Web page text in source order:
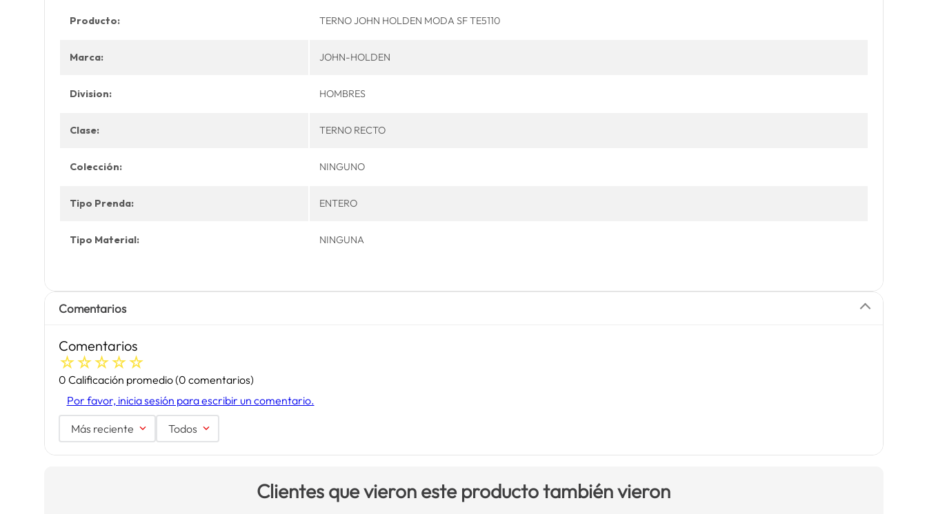
Producto: TERNO JOHN HOLDEN MODA SF TE5110
Marca: JOHN-HOLDEN
Division: HOMBRES
Clase: TERNO RECTO
Colección: NINGUNO
Tipo Prenda: ENTERO
Tipo Material: NINGUNA
Comentarios
Comentarios
☆☆☆☆☆
0 Calificación promedio(0 comentarios)
Por favor, inicia sesión para escribir un comentario.
Más reciente Todos
Clientes que vieron este producto también vieron